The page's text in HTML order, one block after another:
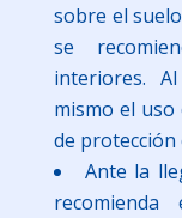
sobre el
se
interiores.
mismo el uso
de protección
Ante la